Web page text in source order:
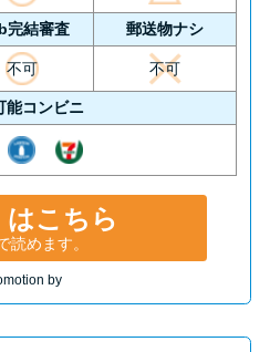
完結審査 郵送物ナシ
不可 不可
能コンビニ
はこちら
読めます。
by